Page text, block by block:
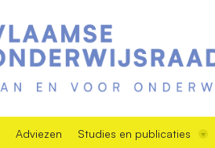
Adviezen Studies en publicaties